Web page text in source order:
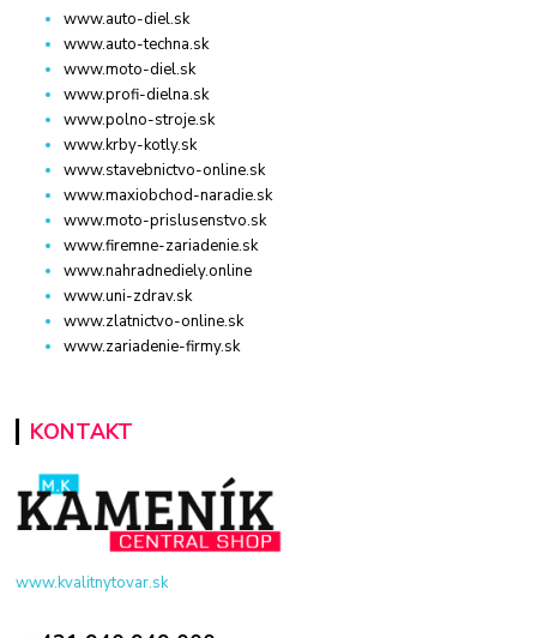
www.auto-diel.sk
www.auto-techna.sk
www.moto-diel.sk
www.profi-dielna.sk
www.polno-stroje.sk
www.krby-kotly.sk
www.stavebnictvo-online.sk
www.maxiobchod-naradie.sk
www.moto-prislusenstvo.sk
www.firemne-zariadenie.sk
www.nahradnediely.online
www.uni-zdrav.sk
www.zlatnictvo-online.sk
www.zariadenie-firmy.sk
KONTAKT
www.kvalitnytovar.sk